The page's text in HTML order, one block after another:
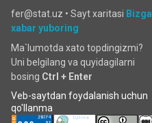
fer@stat.uz • Sayt xaritasi Bizga
xabar yuboring
Ma`lumotda xato topdingizmi?
Uni belgilang va quyidagilarni
bosing Ctrl + Enter
Veb-saytdan foydalanish uchun
qo'llanma